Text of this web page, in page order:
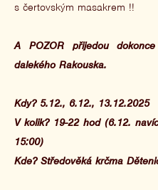
s čertovským masakrem !!
A POZOR přijedou
dalekého Rakouska.
Kdy? 5.12., 6.12., 13.12.2025
V kolik? 19-22 hod (6.12.
15:00)
Kde? Středověká krčma